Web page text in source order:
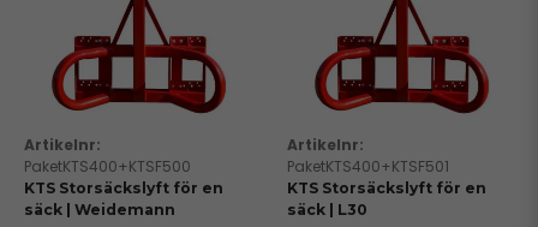
PaketKTS400+KTSF500
KTS Storsäckslyft för en
säck | Weidemann
PaketKTS400+KTSF501
KTS Storsäckslyft för en
säck | L30